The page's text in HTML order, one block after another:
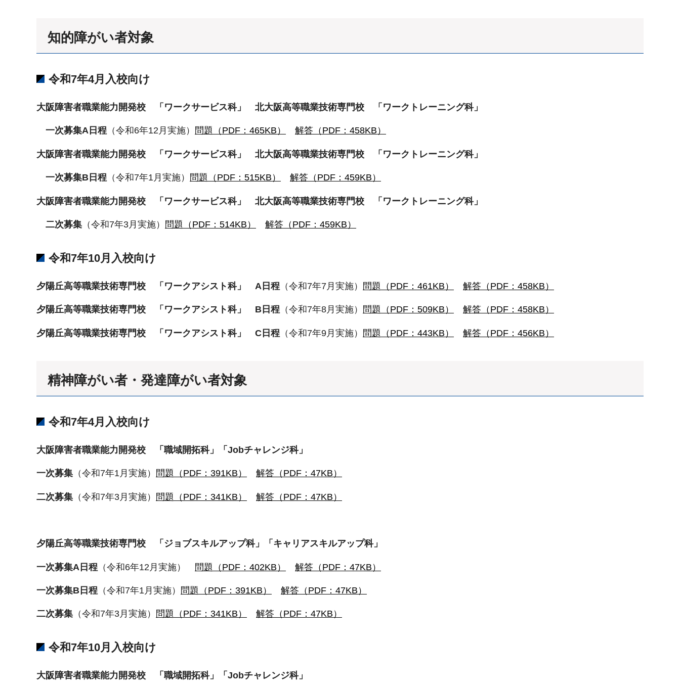
知的障がい者対象
令和7年4月入校向け
大阪障害者職業能力開発校 「ワークサービス科」 北大阪高等職業技術専門校 「ワークトレーニング科」
一次募集A日程 （令和6年12月実施） 問題（PDF：465KB） 解答（PDF：458KB）
大阪障害者職業能力開発校 「ワークサービス科」 北大阪高等職業技術専門校 「ワークトレーニング科」
一次募集B日程 （令和7年1月実施） 問題（PDF：515KB） 解答（PDF：459KB）
大阪障害者職業能力開発校 「ワークサービス科」 北大阪高等職業技術専門校 「ワークトレーニング科」
二次募集 （令和7年3月実施） 問題（PDF：514KB） 解答（PDF：459KB）
令和7年10月入校向け
夕陽丘高等職業技術専門校 「ワークアシスト科」 A日程 （令和7年7月実施） 問題（PDF：461KB） 解答（PDF：458KB）
夕陽丘高等職業技術専門校 「ワークアシスト科」 B日程 （令和7年8月実施） 問題（PDF：509KB） 解答（PDF：458KB）
夕陽丘高等職業技術専門校 「ワークアシスト科」 C日程 （令和7年9月実施） 問題（PDF：443KB） 解答（PDF：456KB）
精神障がい者・発達障がい者対象
令和7年4月入校向け
大阪障害者職業能力開発校 「職域開拓科」「Jobチャレンジ科」
一次募集 （令和7年1月実施） 問題（PDF：391KB） 解答（PDF：47KB）
二次募集 （令和7年3月実施） 問題（PDF：341KB） 解答（PDF：47KB）
夕陽丘高等職業技術専門校 「ジョブスキルアップ科」「キャリアスキルアップ科」
一次募集A日程 （令和6年12月実施） 問題（PDF：402KB） 解答（PDF：47KB）
一次募集B日程 （令和7年1月実施） 問題（PDF：391KB） 解答（PDF：47KB）
二次募集 （令和7年3月実施） 問題（PDF：341KB） 解答（PDF：47KB）
令和7年10月入校向け
大阪障害者職業能力開発校 「職域開拓科」「Jobチャレンジ科」